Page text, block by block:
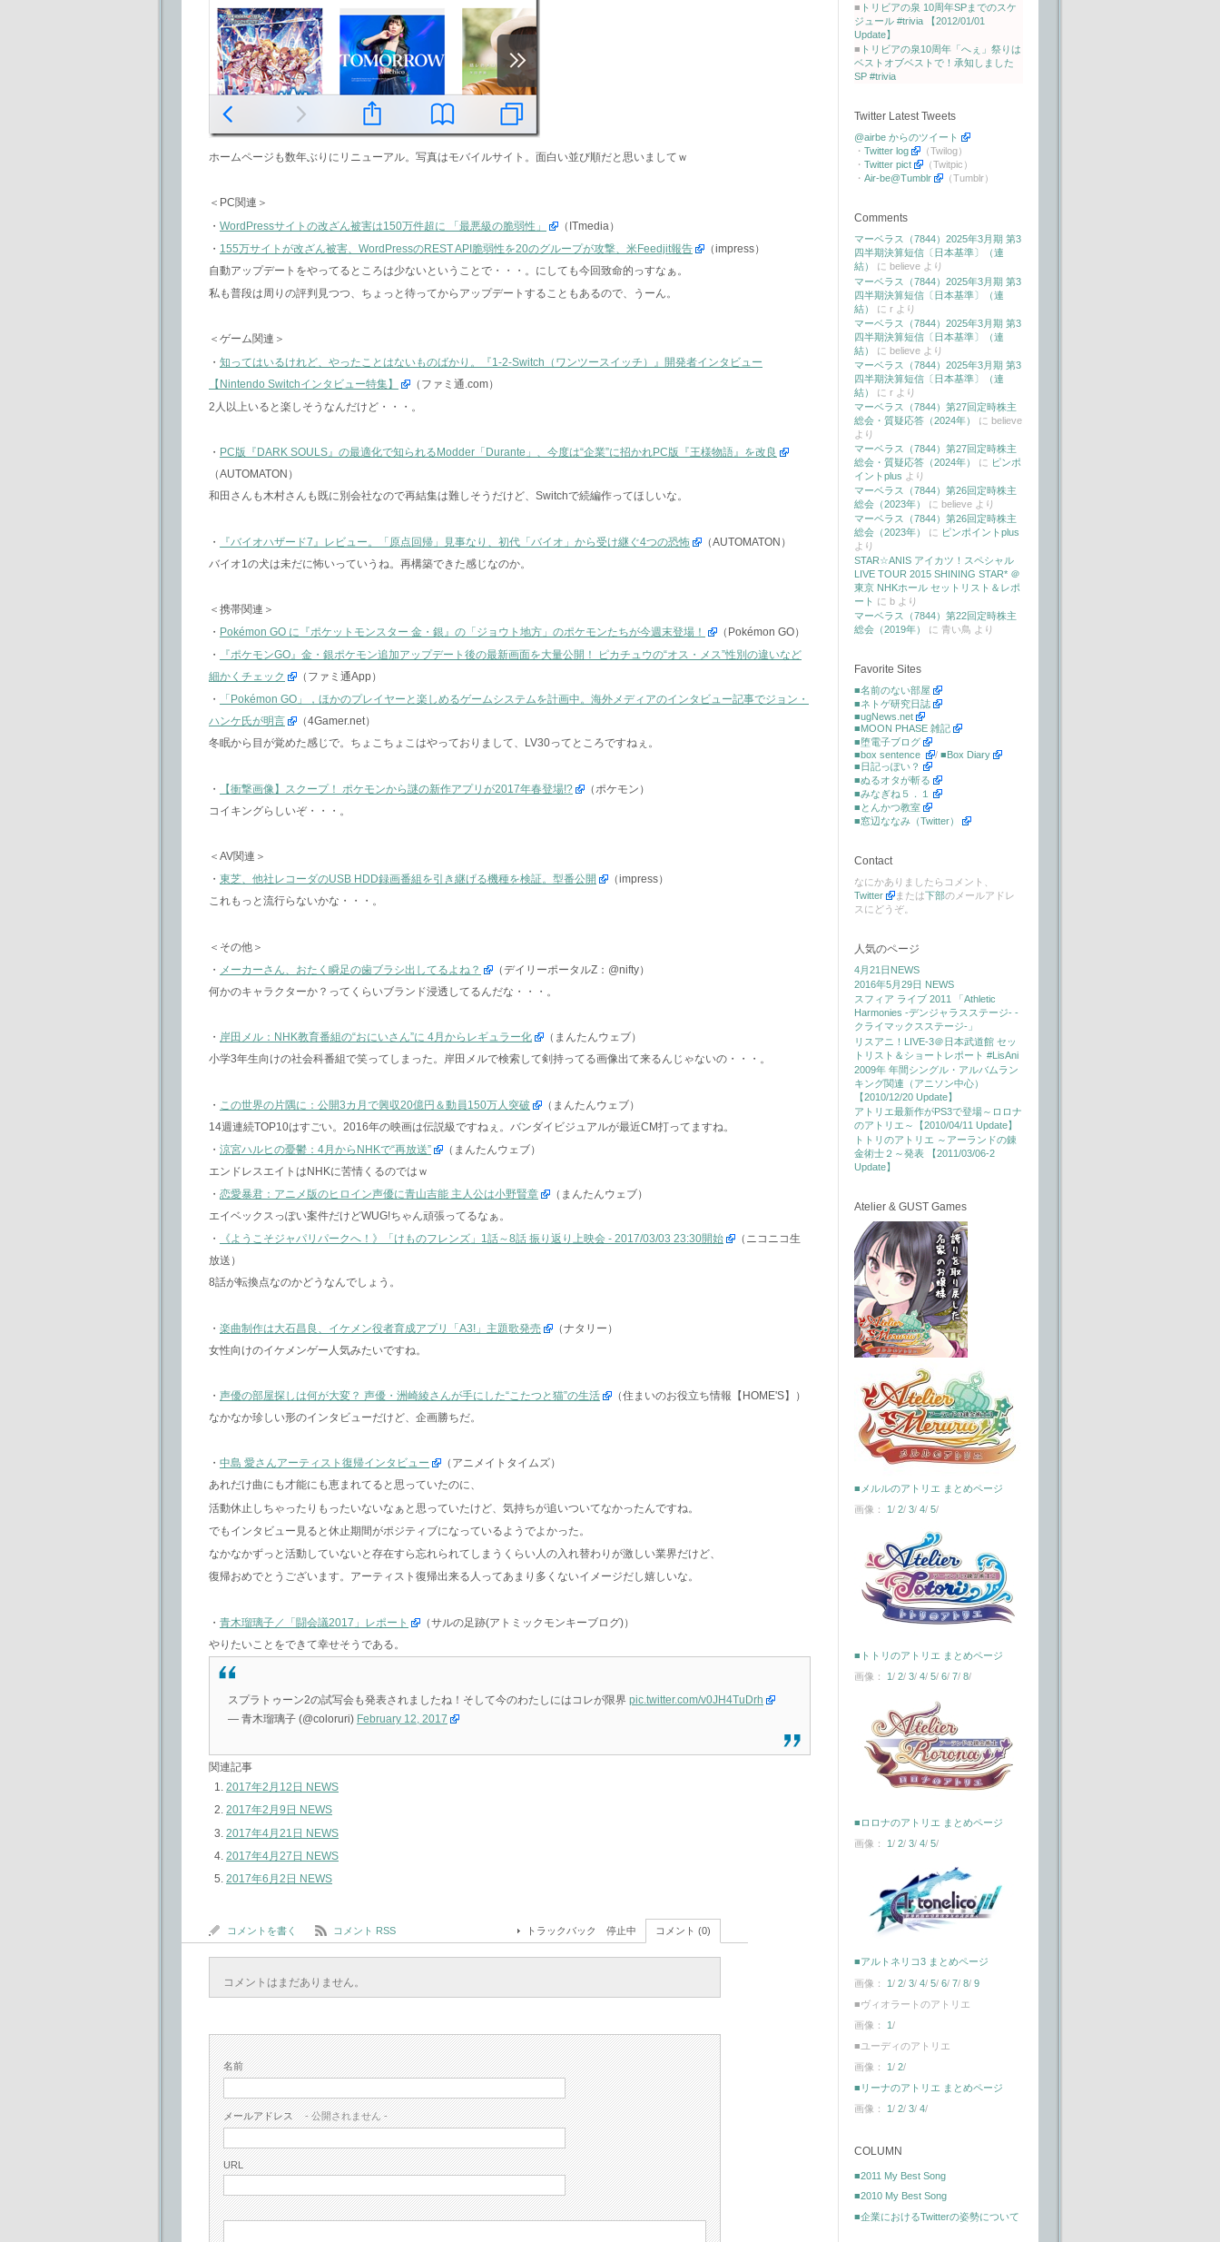
ホームページも数年ぶりにリニューアル。写真はモバイルサイト。面白い並び順だと思いましてｗ
＜PC関連＞
・ WordPressサイトの改ざん被害は150万件超に 「最悪級の脆弱性」
（ITmedia）
・ 155万サイトが改ざん被害、WordPressのREST API脆弱性を20のグループが攻撃、米Feedjit報告
（impress）
自動アップデートをやってるところは少ないということで・・・。にしても今回致命的っすなぁ。
私も普段は周りの評判見つつ、ちょっと待ってからアップデートすることもあるので、うーん。
＜ゲーム関連＞
・ 知ってはいるけれど、やったことはないものばかり。『1-2-Switch（ワンツースイッチ）』開発者インタビュー
【Nintendo Switchインタビュー特集】
（ファミ通.com）
2人以上いると楽しそうなんだけど・・・。
・ PC版『DARK SOULS』の最適化で知られるModder「Durante」、今度は“企業”に招かれPC版『王様物語』を改良
（AUTOMATON）
和田さんも木村さんも既に別会社なので再結集は難しそうだけど、Switchで続編作ってほしいな。
・ 『バイオハザード7』レビュー。「原点回帰」見事なり、初代「バイオ」から受け継ぐ4つの恐怖
（AUTOMATON）
バイオ1の犬は未だに怖いっていうね。再構築できた感じなのか。
＜携帯関連＞
・ Pokémon GO に『ポケットモンスター 金・銀』の「ジョウト地方」のポケモンたちが今週末登場！
（Pokémon GO）
・
『ポケモンGO』金・銀ポケモン追加アップデート後の最新画面を大量公開！ ピカチュウの“オス・メス”性別の違いなど
細かくチェック
（ファミ通App）
・
「Pokémon GO」，ほかのプレイヤーと楽しめるゲームシステムを計画中。海外メディアのインタビュー記事でジョン・
ハンケ氏が明言
（4Gamer.net）
冬眠から目が覚めた感じで。ちょこちょこはやっておりまして、LV30ってところですねぇ。
・ 【衝撃画像】スクープ！ ポケモンから謎の新作アプリが2017年春登場!?
（ポケモン）
コイキングらしいぞ・・・。
＜AV関連＞
・ 東芝、他社レコーダのUSB HDD録画番組を引き継げる機種を検証。型番公開
（impress）
これもっと流行らないかな・・・。
＜その他＞
・ メーカーさん、おたく瞬足の歯ブラシ出してるよね？
（デイリーポータルZ：@nifty）
何かのキャラクターか？ってくらいブランド浸透してるんだな・・・。
・ 岸田メル：NHK教育番組の“おにいさん”に 4月からレギュラー化
（まんたんウェブ）
小学3年生向けの社会科番組で笑ってしまった。岸田メルで検索して剣持ってる画像出て来るんじゃないの・・・。
・ この世界の片隅に：公開3カ月で興収20億円＆動員150万人突破
（まんたんウェブ）
14週連続TOP10はすごい。2016年の映画は伝説級ですねぇ。バンダイビジュアルが最近CM打ってますね。
・ 涼宮ハルヒの憂鬱：4月からNHKで“再放送”
（まんたんウェブ）
エンドレスエイトはNHKに苦情くるのではｗ
・ 恋愛暴君：アニメ版のヒロイン声優に青山吉能 主人公は小野賢章
（まんたんウェブ）
エイベックスっぽい案件だけどWUG!ちゃん頑張ってるなぁ。
・
《ようこそジャパリパークへ！》「けものフレンズ」1話～8話 振り返り上映会 - 2017/03/03 23:30開始
（ニコニコ生
放送）
8話が転換点なのかどうなんでしょう。
・ 楽曲制作は大石昌良、イケメン役者育成アプリ「A3!」主題歌発売
（ナタリー）
女性向けのイケメンゲー人気みたいですね。
・ 声優の部屋探しは何が大変？ 声優・洲崎綾さんが手にした“こたつと猫”の生活
（住まいのお役立ち情報【HOME'S】）
なかなか珍しい形のインタビューだけど、企画勝ちだ。
・ 中島 愛さんアーティスト復帰インタビュー
（アニメイトタイムズ）
あれだけ曲にも才能にも恵まれてると思っていたのに、
活動休止しちゃったりもったいないなぁと思っていたけど、気持ちが追いついてなかったんですね。
でもインタビュー見ると休止期間がポジティブになっているようでよかった。
なかなかずっと活動していないと存在すら忘れられてしまうくらい人の入れ替わりが激しい業界だけど、
復帰おめでとうございます。アーティスト復帰出来る人ってあまり多くないイメージだし嬉しいな。
・ 青木瑠璃子／「闘会議2017」レポート
（サルの足跡(アトミックモンキーブログ)）
やりたいことをできて幸せそうである。
スプラトゥーン2の試写会も発表されましたね！そして今のわたしにはコレが限界 pic.twitter.com/v0JH4TuDrh
— 青木瑠璃子 (@coloruri) February 12, 2017
関連記事
2017年2月12日 NEWS
2017年2月9日 NEWS
2017年4月21日 NEWS
2017年4月27日 NEWS
2017年6月2日 NEWS
コメントを書く コメント RSS トラックバック 停止中 コメント (0)
コメントはまだありません。
名前
メールアドレス - 公開されません -
URL
■ トリビアの泉 10周年SPまでのスケ
ジュール #trivia 【2012/01/01
Update】
■ トリビアの泉10周年「へぇ」祭りは
ベストオブベストで！承知しました
SP #trivia
Twitter Latest Tweets
@airbe からのツイート
・ Twitter log
（Twilog）
・ Twitter pict
（Twitpic）
・ Air-be@Tumblr （Tumblr）
Comments
マーベラス（7844）2025年3月期 第3
四半期決算短信〔日本基準〕（連
結）
に believe より
マーベラス（7844）2025年3月期 第3
四半期決算短信〔日本基準〕（連
結）
に r より
マーベラス（7844）2025年3月期 第3
四半期決算短信〔日本基準〕（連
結）
に believe より
マーベラス（7844）2025年3月期 第3
四半期決算短信〔日本基準〕（連
結）
に r より
マーベラス（7844）第27回定時株主
総会・質疑応答（2024年）
に believe
より
マーベラス（7844）第27回定時株主
総会・質疑応答（2024年）
に ピンポ
イントplus より
マーベラス（7844）第26回定時株主
総会（2023年）
に believe より
マーベラス（7844）第26回定時株主
総会（2023年）
に ピンポイントplus
より
STAR☆ANIS アイカツ！スペシャル
LIVE TOUR 2015 SHINING STAR* ＠
東京 NHKホール セットリスト＆レポ
ート に b より
マーベラス（7844）第22回定時株主
総会（2019年）
に 青い鳥 より
Favorite Sites
■名前のない部屋
■ネトゲ研究日誌
■ugNews.net
■MOON PHASE 雑記
■堕電子ブログ
■box sentence
/ ■Box Diary
■日記っぽい？
■ぬるオタが斬る
■みなぎね５．１
■とんかつ教室
■窓辺ななみ（Twitter）
Contact
なにかありましたらコメント、
Twitter
または下部のメールアドレ
スにどうぞ。
人気のページ
4月21日NEWS
2016年5月29日 NEWS
スフィア ライブ 2011 「Athletic
Harmonies -デンジャラスステージ- -
クライマックスステージ-」
リスアニ！LIVE-3＠日本武道館 セッ
トリスト＆ショートレポート #LisAni
2009年 年間シングル・アルバムラン
キング関連（アニソン中心）
【2010/12/20 Update】
アトリエ最新作がPS3で登場～ロロナ
のアトリエ～【2010/04/11 Update】
トトリのアトリエ ～アーランドの錬
金術士２～発表 【2011/03/06-2
Update】
Atelier & GUST Games
■メルルのアトリエ まとめページ
画像： 1/ 2/ 3/ 4/ 5/
■トトリのアトリエ まとめページ
画像： 1/ 2/ 3/ 4/ 5/ 6/ 7/ 8/
■ロロナのアトリエ まとめページ
画像： 1 / 2/ 3/ 4/ 5/
■アルトネリコ3 まとめページ
画像： 1/ 2/ 3/ 4/ 5/ 6/ 7/ 8/ 9
■ヴィオラートのアトリエ
画像： 1/
■ユーディのアトリエ
画像： 1/ 2/
■リーナのアトリエ まとめページ
画像： 1/ 2/ 3/ 4/
COLUMN
■2011 My Best Song
■2010 My Best Song
■企業におけるTwitterの姿勢について